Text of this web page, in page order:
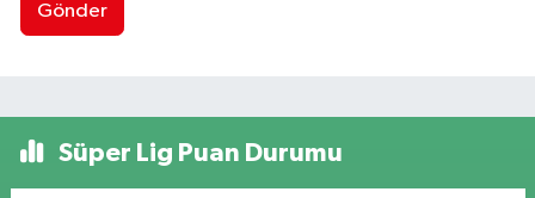
Gönder
Süper Lig Puan Durumu